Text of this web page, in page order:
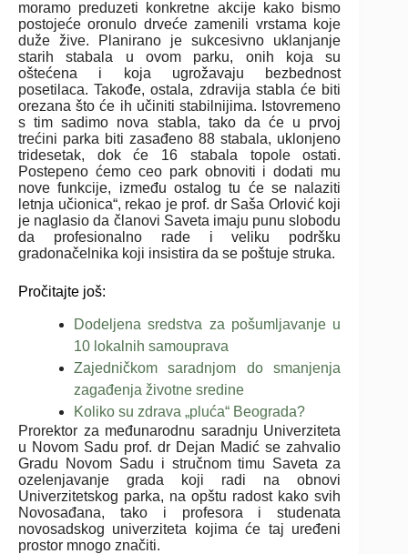
moramo preduzeti konkretne akcije kako bismo
postojeće oronulo drveće zamenili vrstama koje
duže žive. Planirano je sukcesivno uklanjanje
starih stabala u ovom parku, onih koja su
oštećena i koja ugrožavaju bezbednost
posetilaca. Takođe, ostala, zdravija stabla će biti
orezana što će ih učiniti stabilnijima. Istovremeno
s tim sadimo nova stabla, tako da će u prvoj
trećini parka biti zasađeno 88 stabala, uklonjeno
tridesetak, dok će 16 stabala topole ostati.
Postepeno ćemo ceo park obnoviti i dodati mu
nove funkcije, između ostalog tu će se nalaziti
letnja učionica“, rekao je prof. dr Saša Orlović koji
je naglasio da članovi Saveta imaju punu slobodu
da profesionalno rade i veliku podršku
gradonačelnika koji insistira da se poštuje struka.
Pročitajte još:
Dodeljena sredstva za pošumljavanje u
10 lokalnih samouprava
Zajedničkom saradnjom do smanjenja
zagađenja životne sredine
Koliko su zdrava „pluća“ Beograda?
Prorektor za međunarodnu saradnju Univerziteta
u Novom Sadu prof. dr Dejan Madić se zahvalio
Gradu Novom Sadu i stručnom timu Saveta za
ozelenjavanje grada koji radi na obnovi
Univerzitetskog parka, na opštu radost kako svih
Novosađana, tako i profesora i studenata
novosadskog univerziteta kojima će taj uređeni
prostor mnogo značiti.